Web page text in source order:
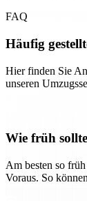
FAQ
Häufig
Hier finden Sie
unseren
Wie früh
Am besten so
Voraus. So